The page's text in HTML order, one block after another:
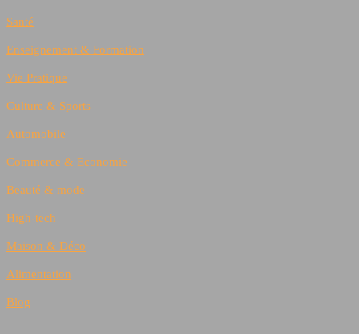
Santé
Enseignement & Formation
Vie Pratique
Culture & Sports
Automobile
Commerce & Economie
Beauté & mode
High-tech
Maison & Déco
Alimentation
Blog